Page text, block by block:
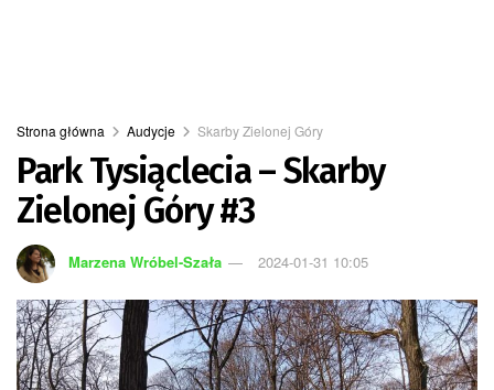
Strona główna Audycje Skarby Zielonej Góry
Park Tysiąclecia – Skarby
Zielonej Góry #3
Marzena Wróbel-Szała 2024-01-31 10:05